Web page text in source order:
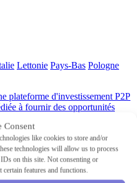
Consent
like cookies to store and/or
technologies will allow us to process
on this site. Not consenting or
features and functions.
Lettonie Pays-Bas Pologne
plateforme d'investissement P2P
à fournir des opportunités